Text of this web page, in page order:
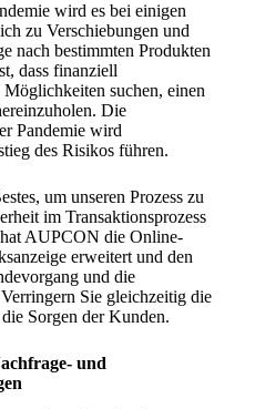
wird es bei einigen
zu Verschiebungen und
nach bestimmten Produkten
dass finanziell
suchen, einen
Die
Pandemie wird
des Risikos führen.
um unseren Prozess zu
im Transaktionsprozess
AUPCON die Online-
erweitert und den
und die
Sie gleichzeitig die
Sorgen der Kunden.
und